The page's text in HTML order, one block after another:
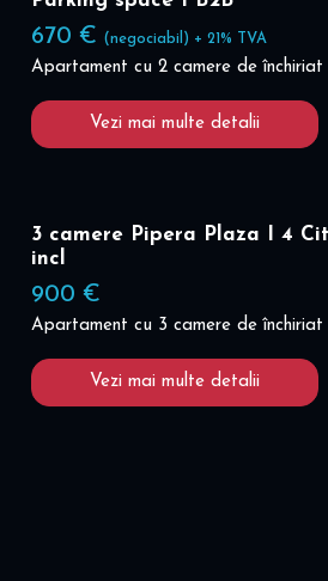
670 € (negociabil) + 21% TVA
Apartament cu 2 camere de închiriat
Vezi mai multe detalii
3 camere Pipera Plaza I 4
incl
900 €
Apartament cu 3 camere de închiriat
Vezi mai multe detalii